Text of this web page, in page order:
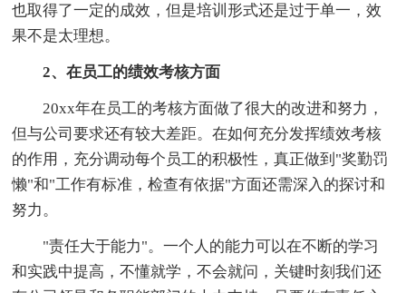
也取得了一定的成效，但是培训形式还是过于单一，效
果不是太理想。
2、在员工的绩效考核方面
20xx年在员工的考核方面做了很大的改进和努力，
但与公司要求还有较大差距。在如何充分发挥绩效考核
的作用，充分调动每个员工的积极性，真正做到"奖勤罚
懒"和"工作有标准，检查有依据"方面还需深入的探讨和
努力。
"责任大于能力"。一个人的能力可以在不断的学习
和实践中提高，不懂就学，不会就问，关键时刻我们还